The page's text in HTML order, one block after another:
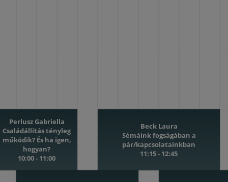
Perlusz Gabriella
Családállítás tényleg
működik? És ha igen,
hogyan?
10:00 - 11:00
Beck Laura
Sémáink fogságában a
pár/kapcsolatainkban
11:15 - 12:45